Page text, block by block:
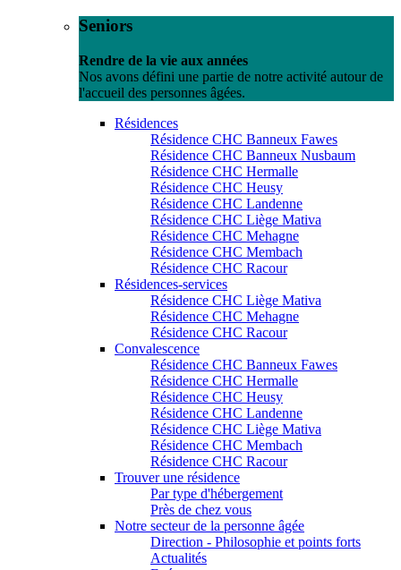
Seniors
Rendre de la vie aux années
Nos avons défini une partie de notre activité autour de
l'accueil des personnes âgées.
Résidences
Résidence CHC Banneux Fawes
Résidence CHC Banneux Nusbaum
Résidence CHC Hermalle
Résidence CHC Heusy
Résidence CHC Landenne
Résidence CHC Liège Mativa
Résidence CHC Mehagne
Résidence CHC Membach
Résidence CHC Racour
Résidences-services
Résidence CHC Liège Mativa
Résidence CHC Mehagne
Résidence CHC Racour
Convalescence
Résidence CHC Banneux Fawes
Résidence CHC Hermalle
Résidence CHC Heusy
Résidence CHC Landenne
Résidence CHC Liège Mativa
Résidence CHC Membach
Résidence CHC Racour
Trouver une résidence
Par type d'hébergement
Près de chez vous
Notre secteur de la personne âgée
Direction - Philosophie et points forts
Actualités